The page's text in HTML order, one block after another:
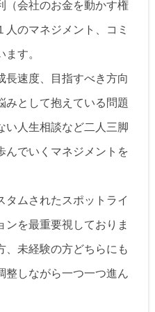
（会社のお金を動かす権
のマネジメント、コミ
す。
長速度、目指すべき方向
みとして抱えている問題
い人生相談など二人三脚
んでいくマネジメントを
タムされたスポットライ
ンを最重要視しておりま
、未経験の方どちらにも
整しながら一つ一つ進ん